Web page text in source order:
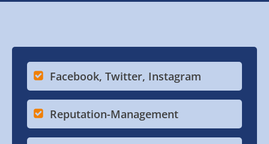
Facebook, Twitter, Instagram
Reputation-Management